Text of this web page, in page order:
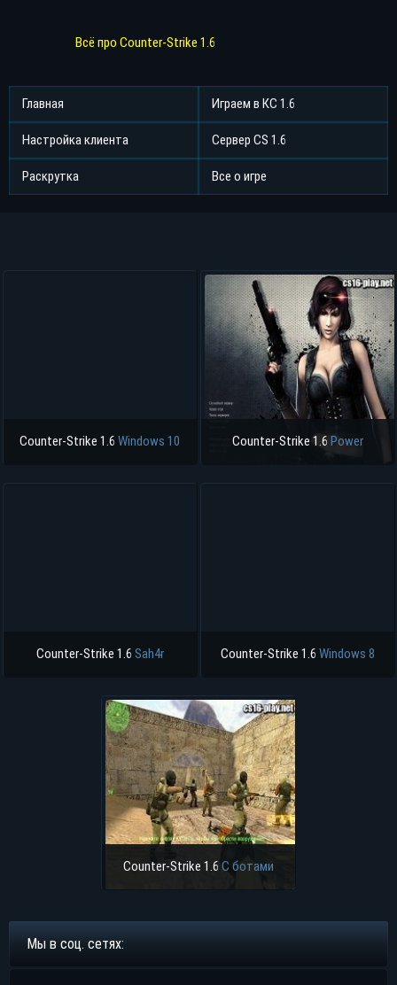
Всё про Counter-Strike 1.6
Главная Играем в КС 1.6
Настройка клиента Сервер CS 1.6
Раскрутка Все о игре
Counter-Strike 1.6 Windows 10 Counter-Strike 1.6 Power
Counter-Strike 1.6 Sah4r Counter-Strike 1.6 Windows 8
Counter-Strike 1.6 С ботами
Мы в соц. сетях: